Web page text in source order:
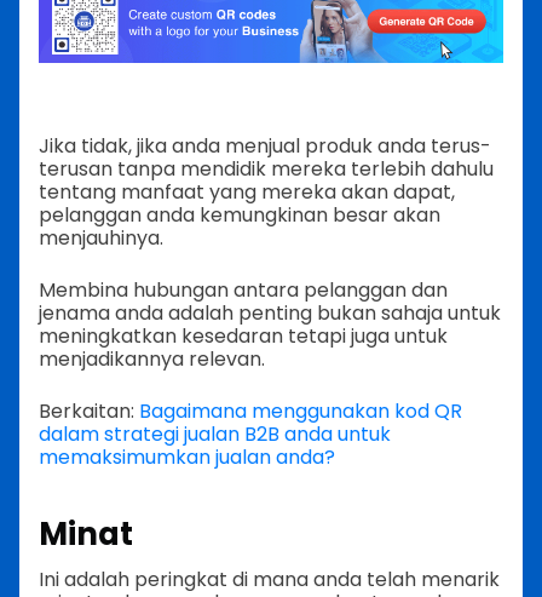
Jika tidak, jika anda menjual produk anda terus-
terusan tanpa mendidik mereka terlebih dahulu
tentang manfaat yang mereka akan dapat,
pelanggan anda kemungkinan besar akan
menjauhinya.
Membina hubungan antara pelanggan dan
jenama anda adalah penting bukan sahaja untuk
meningkatkan kesedaran tetapi juga untuk
menjadikannya relevan.
Berkaitan: Bagaimana menggunakan kod QR
dalam strategi jualan B2B anda untuk
memaksimumkan jualan anda?
Minat
Ini adalah peringkat di mana anda telah menarik